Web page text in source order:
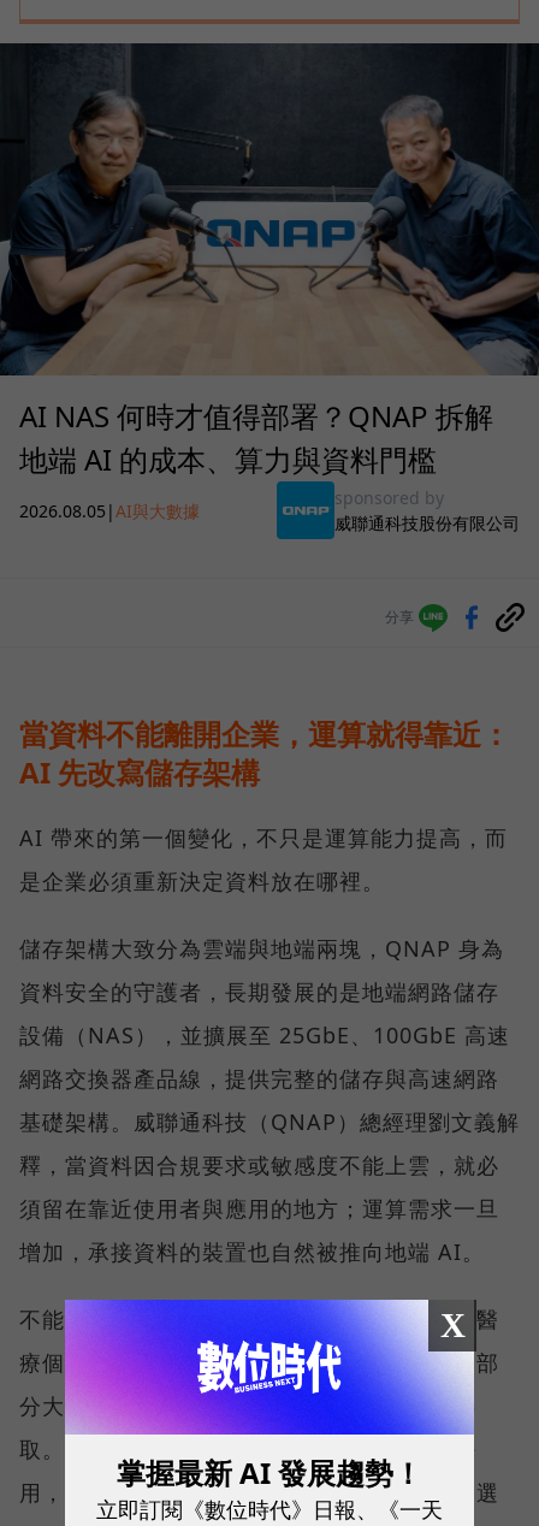
AI NAS 何時才值得部署？QNAP 拆解
地端 AI 的成本、算力與資料門檻
2026.08.05 |AI與大數據
sponsored by
威聯通科技股份有限公司
分享
當資料不能離開企業，運算就得靠近：
AI 先改寫儲存架構
AI 帶來的第一個變化，不只是運算能力提高，而
是企業必須重新決定資料放在哪裡。
儲存架構大致分為雲端與地端兩塊，QNAP 身為
資料安全的守護者，長期發展的是地端網路儲存
設備（NAS），並擴展至 25GbE、100GbE 高速
網路交換器產品線，提供完整的儲存與高速網路
基礎架構。威聯通科技（QNAP）總經理劉文義解
釋，當資料因合規要求或敏感度不能上雲，就必
須留在靠近使用者與應用的地方；運算需求一旦
增加，承接資料的裝置也自然被推向地端 AI。
不能上雲的名單比想像中長。醫療業持有大量醫
療個資，金融與保險業受到合規與法規限制，部
分大學院校與設計公司也不希望資料被雲端存
取。對這些組織而言，問題並不是雲端好不好
用，而是一開始就沒有把核心資料全面上雲的選
X
掌握最新 AI 發展趨勢！
立即訂閱《數位時代》日報、《一天